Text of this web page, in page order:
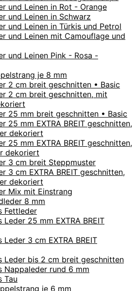
und Leinen in Rot - Orange
und Leinen in Schwarz
und Leinen in Türkis und Petrol
und Leinen mit Camouflage und
und Leinen Pink - Rosa -
je 8 mm
2 cm breit geschnitten • Basic
2 cm breit geschnitten, mit
25 mm breit geschnitten • Basic
25 mm EXTRA BREIT geschnitten,
dekoriert
25 mm EXTRA BREIT geschnitten,
dekoriert
3 cm breit Steppmuster
3 cm EXTRA BREIT geschnitten,
dekoriert
Mix mit Einstrang
8 mm
Fettleder
Leder 25 mm EXTRA BREIT
Leder 3 cm EXTRA BREIT
Leder bis 2 cm breit geschnitten
Nappaleder rund 6 mm
Tau
je 6 mm